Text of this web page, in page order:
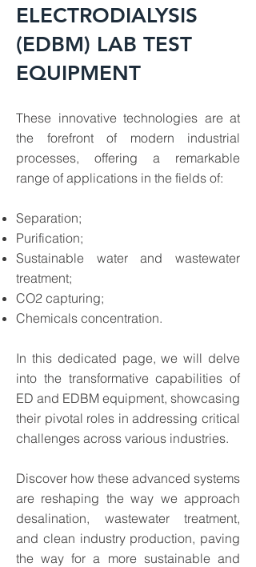
ELECTRODIALYSIS
(EDBM) LAB TEST
EQUIPMENT
These innovative technologies are at
the forefront of modern industrial
processes, offering a remarkable
range of applications in the fields of:
Separation;
Purification;
Sustainable water and wastewater
treatment;
CO2 capturing;
Chemicals concentration.
In this dedicated page, we will delve
into the transformative capabilities of
ED and EDBM equipment, showcasing
their pivotal roles in addressing critical
challenges across various industries.
Discover how these advanced systems
are reshaping the way we approach
desalination, wastewater treatment,
and clean industry production, paving
the way for a more sustainable and